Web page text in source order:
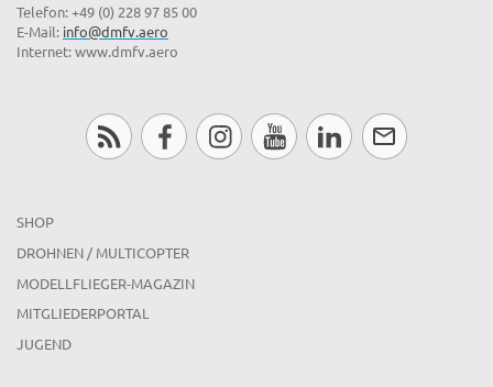
Telefon: +49 (0) 228 97 85 00
E-Mail: info@dmfv.aero
Internet: www.dmfv.aero
SHOP
DROHNEN / MULTICOPTER
MODELLFLIEGER-MAGAZIN
MITGLIEDERPORTAL
JUGEND